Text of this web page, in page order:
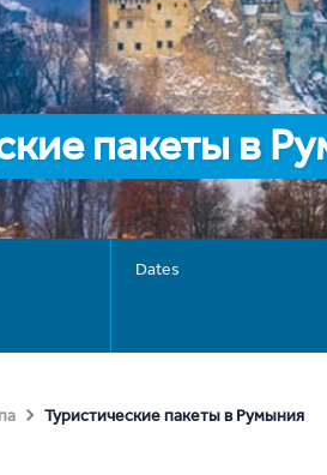
пакеты в
Dates
Туристические пакеты в Румыния